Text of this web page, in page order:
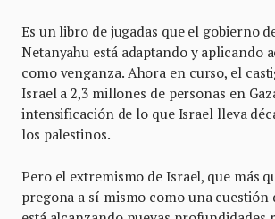
Es un libro de jugadas que el gobierno
Netanyahu está adaptando y aplicando
como venganza. Ahora en curso, el
Israel a 2,3 millones de personas en
intensificación de lo que Israel lleva
los palestinos.
Pero el extremismo de Israel, que más
pregona a sí mismo como una cuestión